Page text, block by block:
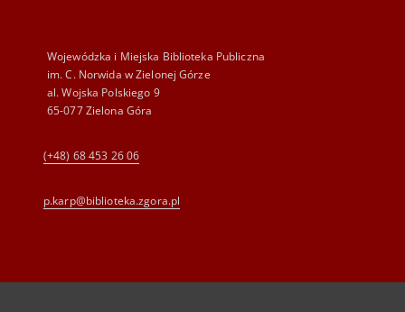
Wojewódzka i Miejska Biblioteka Publiczna
im. C. Norwida w Zielonej Górze
al. Wojska Polskiego 9
65-077 Zielona Góra
(+48) 68 453 26 06
p.karp@biblioteka.zgora.pl